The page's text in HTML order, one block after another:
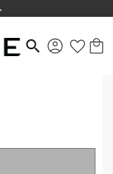
search